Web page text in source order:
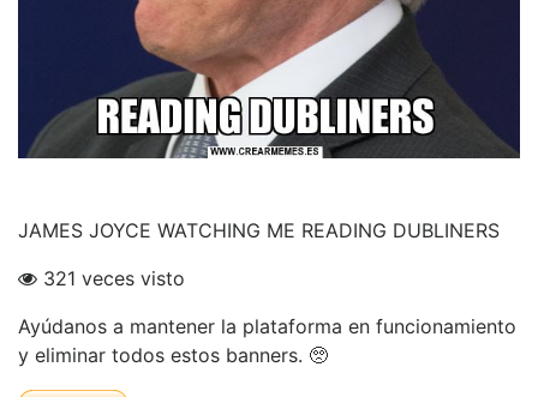
JAMES JOYCE WATCHING ME READING DUBLINERS
321 veces visto
Ayúdanos a mantener la plataforma en funcionamiento
y eliminar todos estos banners. 🥺